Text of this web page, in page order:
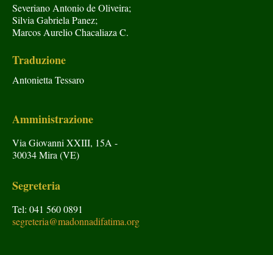
Severiano Antonio de Oliveira;
Silvia Gabriela Panez;
Marcos Aurelio Chacaliaza C.
Traduzione
Antonietta Tessaro
Amministrazione
Via Giovanni XXIII, 15A -
30034 Mira (VE)
Segreteria
Tel: 041 560 0891
segreteria@madonnadifatima.org